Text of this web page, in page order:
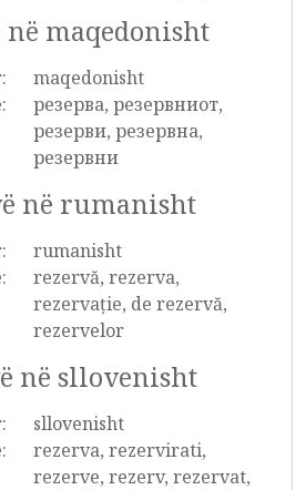
në maqedonisht
maqedonisht
резерва, резервниот,
резерви, резервна,
резервни
në rumanisht
rumanisht
rezervă, rezerva,
rezervație, de rezervă,
rezervelor
në sllovenisht
sllovenisht
rezerva, rezervirati,
rezerve, rezerv, rezervat,